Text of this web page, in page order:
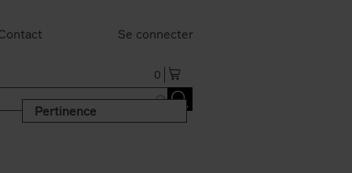
Se connecter
0
Pertinence